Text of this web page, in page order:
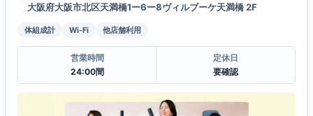
大阪府大阪市北区天満橋1ー6ー8ヴィルブーケ天満橋 2F
体組成計 Wi-Fi 他店舗利用
営業時間
24:00間
定休日
要確認